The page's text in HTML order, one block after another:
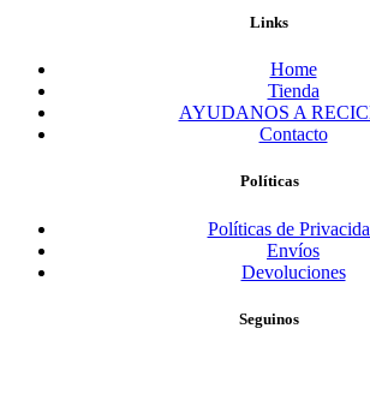
Links
Home
Tienda
AYUDANOS A
Contacto
Políticas
Políticas de
Envíos
Devoluciones
Seguinos